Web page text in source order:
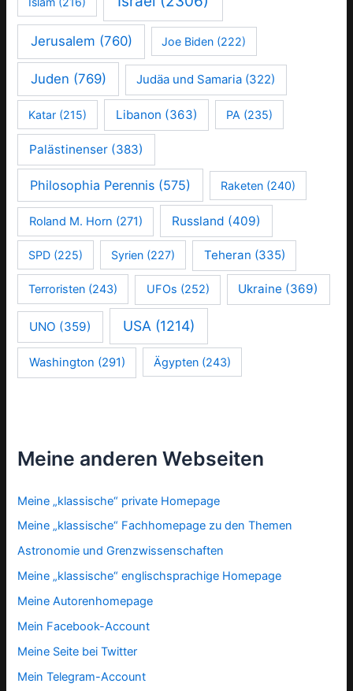
Jerusalem (760) Joe Biden (222)
Juden (769) Judäa und Samaria (322)
Katar (215) Libanon (363) PA (235)
Palästinenser (383)
Philosophia Perennis (575) Raketen(240)
Roland M. Horn (271) Russland (409)
SPD (225) Syrien (227) Teheran (335)
Terroristen (243) UFOs (252) Ukraine (369)
UNO (359) USA (1214)
Washington (291) Ägypten (243)
Meine anderen Webseiten
Meine „klassische“ private Homepage
Meine „klassische“ Fachhomepage zu den Themen
Astronomie und Grenzwissenschaften
Meine „klassische“ englischsprachige Homepage
Meine Autorenhomepage
Mein Facebook-Account
Meine Seite bei Twitter
Mein Telegram-Account